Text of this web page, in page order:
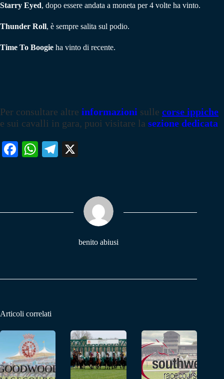
Starry Eyed, dopo essere andata a moneta per 4 volte ha vinto.
Thunder Roll, è sempre salita sul podio.
Time To Boogie ha vinto di recente.
Per consultare altre informazioni sulle corse ippiche
e sui cavalli in gara, puoi visitare la sezione dedicata
Fa W
pp
Te
m
benito abiusi
Articoli correlati